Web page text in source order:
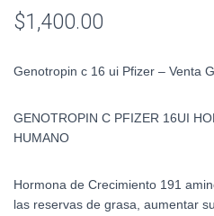
$1,400.00
Genotropin c 16 ui Pfizer – Venta
GENOTROPIN C PFIZER 16UI
HUMANO
Hormona de Crecimiento 191
las reservas de grasa, aumentar